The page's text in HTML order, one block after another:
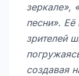
зеркале»,
песни». Её
зрителей
создавая